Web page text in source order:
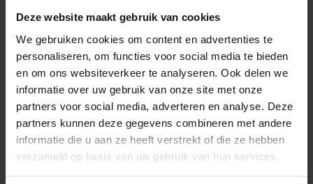
Deze website maakt gebruik van cookies
We gebruiken cookies om content en advertenties te
personaliseren, om functies voor social media te bieden
en om ons websiteverkeer te analyseren. Ook delen we
informatie over uw gebruik van onze site met onze
partners voor social media, adverteren en analyse. Deze
partners kunnen deze gegevens combineren met andere
informatie die u aan ze heeft verstrekt of die ze hebben
verzameld op basis van uw gebruik van hun services.
op hun begeleiding of andere problemen tijdens het
doctoraatstraject. Zij handelen binnen een kader van
vertrouwelijkheid en bieden een luisterend oor, advies
en (indien verzocht door de doctoraatsonderzoeker)
interventie of bemiddeling. Je kan meer lezen via
onze interne pagina'sof in hetCentraal
Doctoraatsreglement.